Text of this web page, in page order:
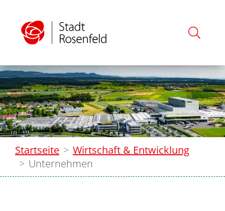
Startseite
Wirtschaft & Entwicklung
Unternehmen